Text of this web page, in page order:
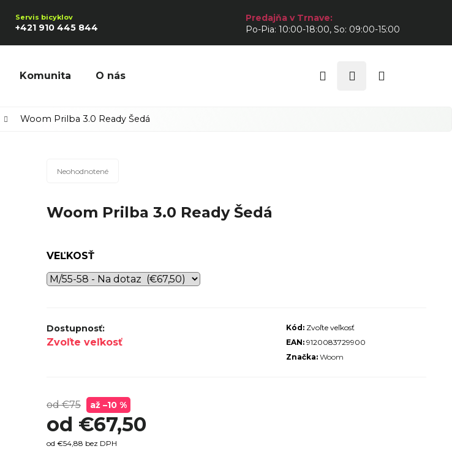
+421 910 445 844
Predajňa v Trnave:
Po-Pia: 10:00-18:00, So: 09:00-15:00
Komunita O nás Hľadať Prihlásenie
Woom Prilba 3.0 Ready Šedá
Priemerné
je
5
Neohodnotené
Woom Prilba 3.0 Ready Šedá
VEĽKOSŤ
Zvoľte veľkosť
Kód: Zvoľte veľkosť
Značka: Woom
EAN: 9120083729900
od €75 až –10 %
od €67,50
od €54,88 bez DPH
3 LAVA
SPECIALIZED SIRRUS X 3.0 GLOSS